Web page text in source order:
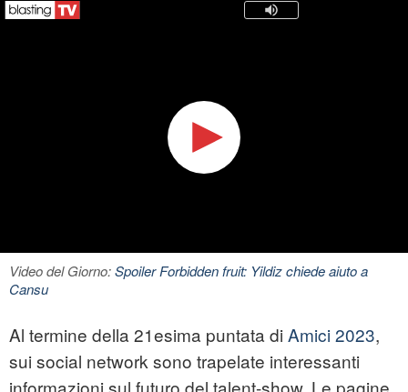
Video del Giorno:Spoiler Forbidden fruit: Yildiz chiede aiuto a
Cansu
Al termine della 21esima puntata di Amici 2023,
sui social network sono trapelate interessanti